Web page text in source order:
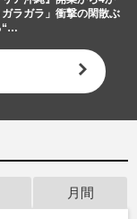
ラガラ」衝撃の閑散ぶ
“…
月間